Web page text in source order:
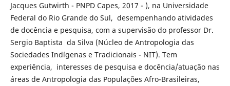
Jacques Gutwirth - PNPD Capes, 2017 - ), na Universidade
Federal do Rio Grande do Sul, desempenhando atividades
de docência e pesquisa, com a supervisão do professor Dr.
Sergio Baptista da Silva (Núcleo de Antropologia das
Sociedades Indígenas e Tradicionais - NIT). Tem
experiência, interesses de pesquisa e docência/atuação nas
áreas de Antropologia das Populações Afro-Brasileiras,